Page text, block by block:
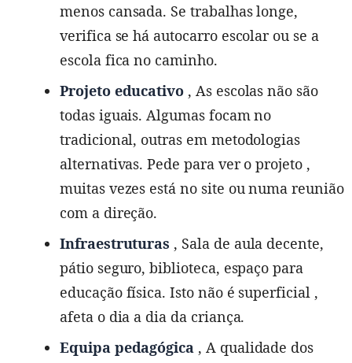
menos cansada. Se trabalhas longe,
verifica se há autocarro escolar ou se a
escola fica no caminho.
Projeto educativo , As escolas não são
todas iguais. Algumas focam no
tradicional, outras em metodologias
alternativas. Pede para ver o projeto ,
muitas vezes está no site ou numa reunião
com a direção.
Infraestruturas , Sala de aula decente,
pátio seguro, biblioteca, espaço para
educação física. Isto não é superficial ,
afeta o dia a dia da criança.
Equipa pedagógica , A qualidade dos